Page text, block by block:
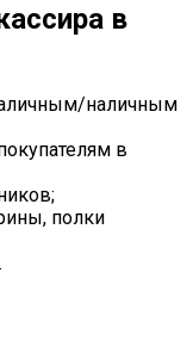
в
наличным
в
полки